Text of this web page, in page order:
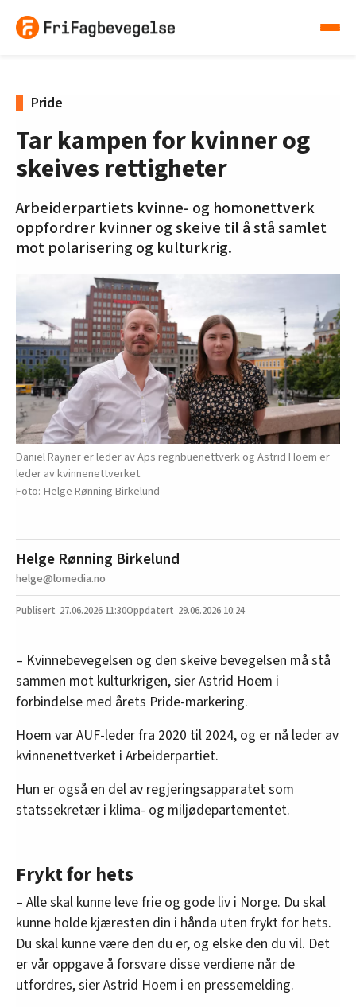
Pride
Tar kampen for kvinner og
skeives rettigheter
Arbeiderpartiets kvinne- og homonettverk
oppfordrer kvinner og skeive til å stå samlet
mot polarisering og kulturkrig.
Daniel Rayner er leder av Aps regnbuenettverk og Astrid Hoem er
leder av kvinnenettverket.
Helge Rønning Birkelund
Helge Rønning Birkelund
helge@lomedia.no
27.06.2026 11:30 29.06.2026 10:24
– Kvinnebevegelsen og den skeive bevegelsen må stå
sammen mot kulturkrigen, sier Astrid Hoem i
forbindelse med årets Pride-markering.
Hoem var AUF-leder fra 2020 til 2024, og er nå leder av
kvinnenettverket i Arbeiderpartiet.
Hun er også en del av regjeringsapparatet som
statssekretær i klima- og miljødepartementet.
Frykt for hets
– Alle skal kunne leve frie og gode liv i Norge. Du skal
kunne holde kjæresten din i hånda uten frykt for hets.
Du skal kunne være den du er, og elske den du vil. Det
er vår oppgave å forsvare disse verdiene når de
utfordres, sier Astrid Hoem i en pressemelding.